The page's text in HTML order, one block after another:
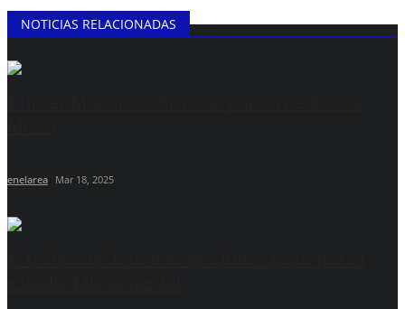
NOTICIAS RELACIONADAS
enelarea Mar 18, 2025